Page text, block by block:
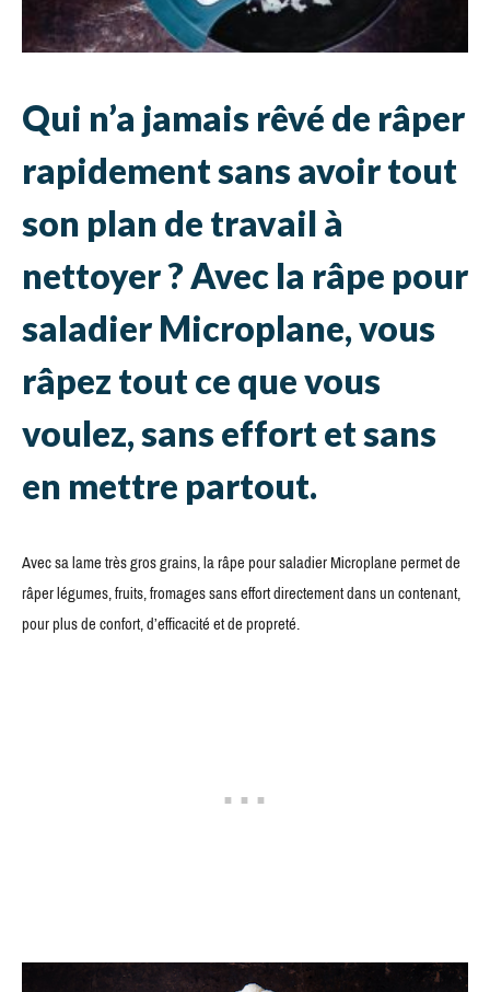
Qui n’a jamais rêvé de râper
rapidement sans avoir tout
son plan de travail à
nettoyer ? Avec la râpe pour
saladier Microplane, vous
râpez tout ce que vous
voulez, sans effort et sans
en mettre partout.
Avec sa lame très gros grains, la râpe pour saladier Microplane permet de
râper légumes, fruits, fromages sans effort directement dans un contenant,
pour plus de confort, d’efficacité et de propreté.